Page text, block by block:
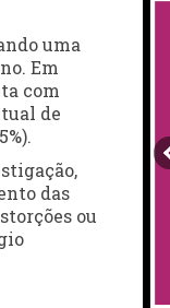
uma
Em
com
de
das
ou